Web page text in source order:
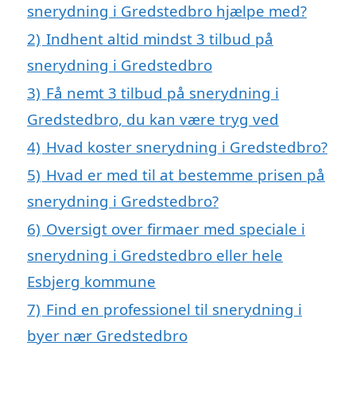
snerydning i Gredstedbro hjælpe med?
2) Indhent altid mindst 3 tilbud på
snerydning i Gredstedbro
3) Få nemt 3 tilbud på snerydning i
Gredstedbro, du kan være tryg ved
4) Hvad koster snerydning i Gredstedbro?
5) Hvad er med til at bestemme prisen på
snerydning i Gredstedbro?
6) Oversigt over firmaer med speciale i
snerydning i Gredstedbro eller hele
Esbjerg kommune
7) Find en professionel til snerydning i
byer nær Gredstedbro